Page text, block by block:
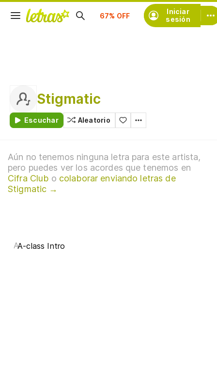
Iniciar
sesión
Suscríbete
Stigmatic
Escuchar Aleatorio
Aún no tenemos ninguna letra para este artista,
pero puedes ver los acordes que tenemos en
Cifra Club o colaborar enviando letras de
Stigmatic →
AA-class Intro